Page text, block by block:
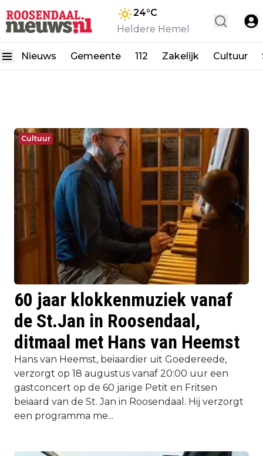
24°C
Heldere Hemel
Nieuws Gemeente 112 Zakelijk Cultuur
Cultuur
60 jaar klokkenmuziek vanaf
de St.Jan in Roosendaal,
ditmaal met Hans van Heemst
Hans van Heemst, beiaardier uit Goedereede,
verzorgt op 18 augustus vanaf 20:00 uur een
gastconcert op de 60 jarige Petit en Fritsen
beiaard van de St. Jan in Roosendaal. Hij verzorgt
een programma me...